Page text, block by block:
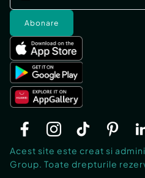
Abonare
Acest site este creat si
Group. Toate drepturile